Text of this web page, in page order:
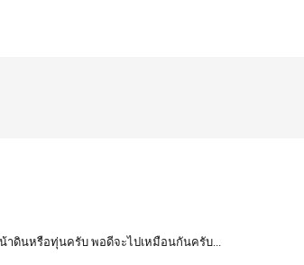
าดินหรือทุ่นครับ พอดีจะไปเหมือนกันครับ...